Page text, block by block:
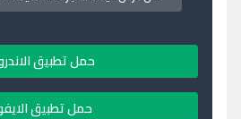
حمل تطبيق
حمل تطبيق